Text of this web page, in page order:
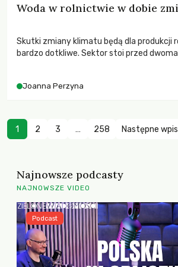
Woda w rolnictwie w dobie
Skutki zmiany klimatu będą dla produkcji
bardzo dotkliwe. Sektor stoi przed
zachodzących zmian klimatycznych.
Joanna Perzyna
1 2 3 … 258 Następne
Najnowsze podcasty
NAJNOWSZE VIDEO
Podcast